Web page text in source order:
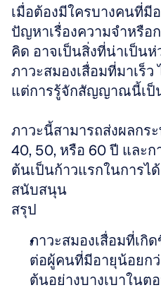
เมื่อต้องมีใครบางคนที่มี
ปัญหาเรื่องความจำหรือ
คิด อาจเป็นสิ่งที่น่าเป็นห่
ภาวะสมองเสื่อมที่มาเร็
แต่การรู้จักสัญญาณนี้เป็
ภาวะนี้สามารถส่งผลกร
40, 50, หรือ 60 ปี และ
ต้นเป็นก้าวแรกในการไ
สนับสนุน
สรุป
ภาวะสมองเสื่อมที่เกิ
ต่อผู้คนที่มีอายุน้อยก
ต้นอย่างบางเบาในต